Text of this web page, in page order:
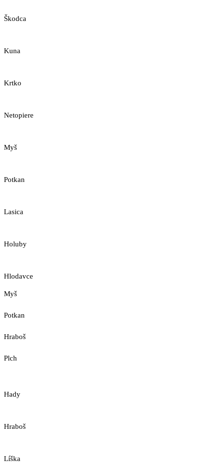
Škodca
Kuna
Krtko
Netopiere
Myš
Potkan
Lasica
Holuby
Hlodavce
Myš
Potkan
Hraboš
Plch
Hady
Hraboš
Líška